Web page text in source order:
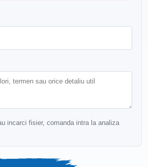
incarci fisier, comanda intra la analiza